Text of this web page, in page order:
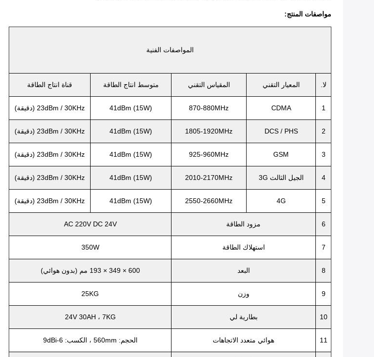
مواصفات المنتج:
المواصفات الفنية
لا. المعيار التقني المقياس التقني متوسط ​​انتاج الطاقة قناة انتاج الطاقة
1
CDMA
870-880MHz
41dBm (15W) 23dBm / 30KHz (دقيقة)
2
DCS / PHS
1805-1920MHz
41dBm (15W) 23dBm / 30KHz (دقيقة)
3
GSM
925-960MHz
41dBm (15W) 23dBm / 30KHz (دقيقة)
4 الجيل الثالث 3G 2010-2170MHz
41dBm (15W) 23dBm / 30KHz (دقيقة)
5
4G
2550-2660MHz
41dBm (15W) 23dBm / 30KHz (دقيقة)
6 مزود الطاقة AC 220V DC 24V
7 استهلاك الطاقة 350W
8 البعد 600 × 349 × 193 مم (بدون هوائي)
9 وزن 25KG
10 بطارية لي 24V 30AH ، 7KG
11 هوائي متعدد الاتجاهات الحجم: 560mm ، الكسب: 6-9dBi